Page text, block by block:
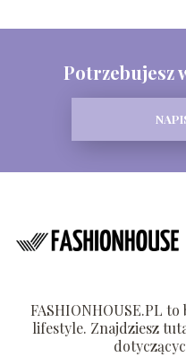
Potrzebujesz
FASHIONHOUSE.PL
lifestyle. Znajdziesz